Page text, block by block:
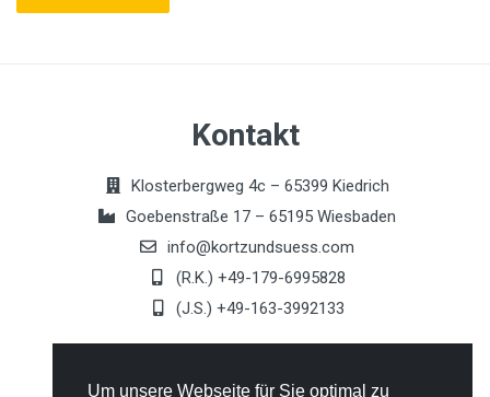
Um unsere Webseite für Sie optimal zu
Kontakt
Klosterbergweg 4c – 65399 Kiedrich
Goebenstraße 17 – 65195 Wiesbaden
info@kortzundsuess.com
(R.K.) +49-179-6995828
(J.S.) +49-163-3992133
Allgemeines